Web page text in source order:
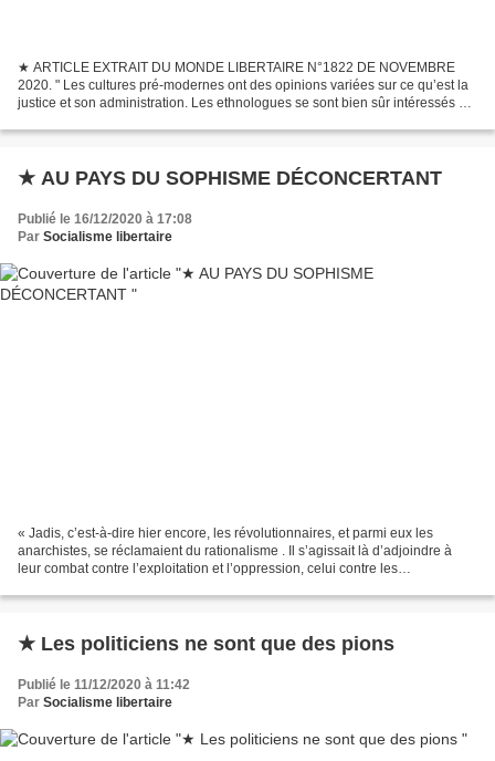
★ ARTICLE EXTRAIT DU MONDE LIBERTAIRE N°1822 DE NOVEMBRE
2020. " Les cultures pré-modernes ont des opinions variées sur ce qu’est la
justice et son administration. Les ethnologues se sont bien sûr intéressés à
★ AU PAYS DU SOPHISME DÉCONCERTANT
Publié le 16/12/2020 à 17:08
Par Socialisme libertaire
« Jadis, c’est-à-dire hier encore, les révolutionnaires, et parmi eux les
anarchistes, se réclamaient du rationalisme . Il s’agissait là d’adjoindre à
leur combat contre l’exploitation et l’oppression, celui contre les
★ Les politiciens ne sont que des pions
Publié le 11/12/2020 à 11:42
Par Socialisme libertaire